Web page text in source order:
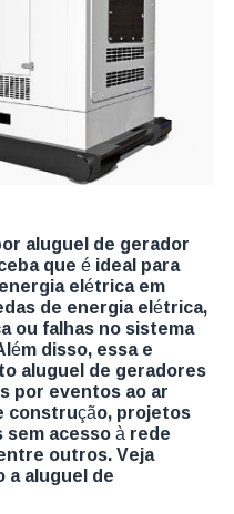
aluguel de gerador
que é ideal para
elétrica em
de energia elétrica,
ou falhas no sistema
disso, essa e
aluguel de geradores
por eventos ao ar
construção, projetos
acesso à rede
outros. Veja
a aluguel de